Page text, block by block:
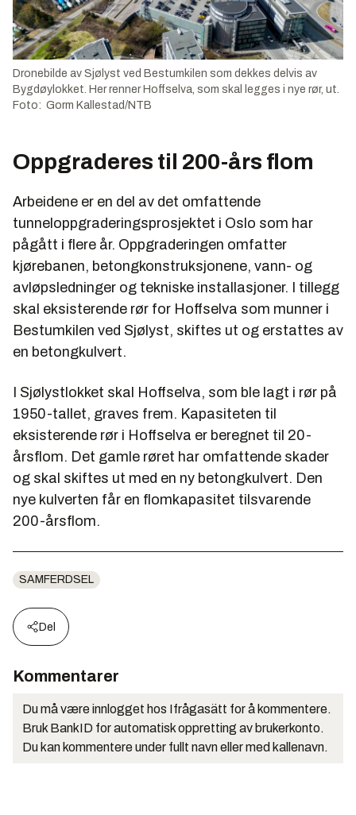
Dronebilde av Sjølyst ved Bestumkilen som dekkes delvis av
Bygdøylokket. Her renner Hoffselva, som skal legges i nye rør, ut.
Foto: Gorm Kallestad/NTB
Oppgraderes til 200-års flom
Arbeidene er en del av det omfattende
tunneloppgraderingsprosjektet i Oslo som har
pågått i flere år. Oppgraderingen omfatter
kjørebanen, betongkonstruksjonene, vann- og
avløpsledninger og tekniske installasjoner. I tillegg
skal eksisterende rør for Hoffselva som munner i
Bestumkilen ved Sjølyst, skiftes ut og erstattes av
en betongkulvert.
I Sjølystlokket skal Hoffselva, som ble lagt i rør på
1950-tallet, graves frem. Kapasiteten til
eksisterende rør i Hoffselva er beregnet til 20-
årsflom. Det gamle røret har omfattende skader
og skal skiftes ut med en ny betongkulvert. Den
nye kulverten får en flomkapasitet tilsvarende
200-årsflom.
SAMFERDSEL
Del
Kommentarer
Du må være innlogget hos Ifrågasätt for å kommentere.
Bruk BankID for automatisk oppretting av brukerkonto.
Du kan kommentere under fullt navn eller med kallenavn.